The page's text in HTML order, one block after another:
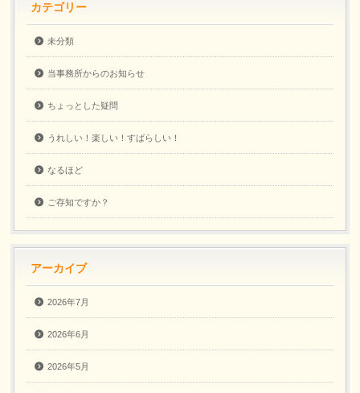
カテゴリー
未分類
当事務所からのお知らせ
ちょっとした疑問
うれしい！楽しい！すばらしい！
なるほど
ご存知ですか？
アーカイブ
2026年7月
2026年6月
2026年5月